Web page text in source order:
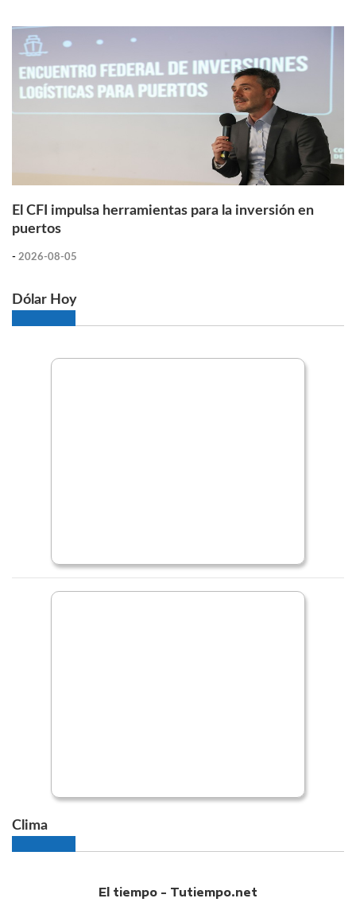
El CFI impulsa herramientas para la inversión en
puertos
- 2026-08-05
Dólar Hoy
Clima
El tiempo - Tutiempo.net